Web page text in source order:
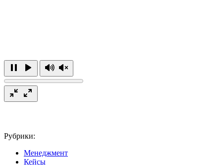
Рубрики:
Менеджмент
Кейсы